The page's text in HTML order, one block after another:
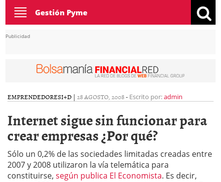
Toggle
navigation
Gestión Pyme
Publicidad
EMPRENDEDORESI+D | 28 AGOSTO, 2008- Escrito por:admin
Internet sigue sin funcionar para
crear empresas ¿Por qué?
Sólo un 0,2% de las sociedades limitadas creadas entre
2007 y 2008 utilizaron la vía telemática para
constituirse, según publica El Economista. Es decir,